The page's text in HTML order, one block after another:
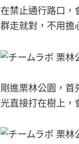
在禁止通行路口，
群走就對，不用擔
剛進栗林公園，
光直接打在樹上，